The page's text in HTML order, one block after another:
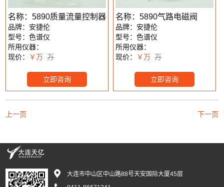
名称：5890质量流量控制器
品牌：安捷伦
型号：色谱仪
所用仪器：
现价：
￥万 万
立即咨询
名称：5890气路电磁阀
品牌：安捷伦
型号：色谱仪
所用仪器：
现价：
￥万 万
立即咨询
上一页 下一页
大连市中山区中山路88号天安国际大厦45层